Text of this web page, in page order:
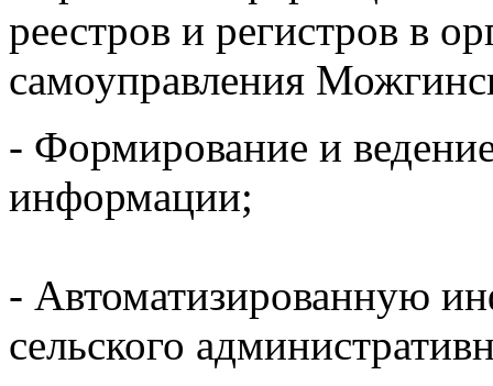
реестров и регистров в
самоуправления
- Формирование и
информации;
- Автоматизированную
сельского